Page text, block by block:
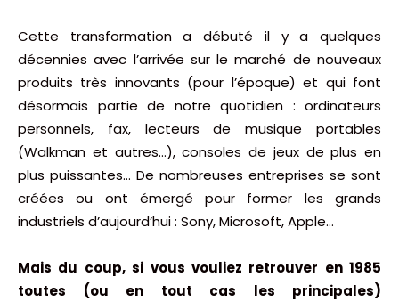
Cette transformation a débuté il y a quelques
décennies avec l’arrivée sur le marché de nouveaux
produits très innovants (pour l’époque) et qui font
désormais partie de notre quotidien : ordinateurs
personnels, fax, lecteurs de musique portables
(Walkman et autres…), consoles de jeux de plus en
plus puissantes… De nombreuses entreprises se sont
créées ou ont émergé pour former les grands
industriels d’aujourd’hui : Sony, Microsoft, Apple…
Mais du coup, si vous vouliez retrouver en 1985
toutes (ou en tout cas les principales)